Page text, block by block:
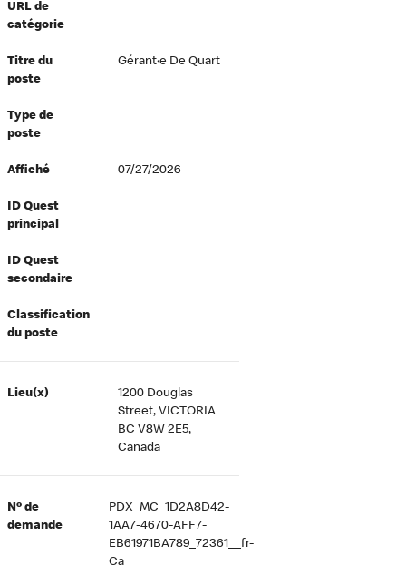
URL de
catégorie
Titre du
poste
Gérant·e De Quart
Type de
poste
Affiché 07/27/2026
ID Quest
principal
ID Quest
secondaire
Classification
du poste
Lieu(x)
1200 Douglas
Street, VICTORIA
BC V8W 2E5,
Canada
Nº de
demande
PDX_MC_1D2A8D42-
1AA7-4670-AFF7-
EB61971BA789_72361__fr-
Ca